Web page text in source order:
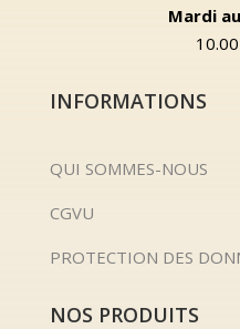
Mardi
INFORMATIONS
QUI SOMMES-NOUS
CGVU
PROTECTION DES
NOS PRODUITS